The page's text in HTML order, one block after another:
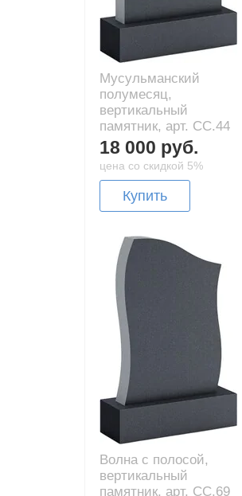
Мусульманский
полумесяц,
вертикальный
памятник, арт. CC.44
18 000 руб.
цена со скидкой 5%
Купить
Волна с полосой,
вертикальный
памятник, арт. CC.69